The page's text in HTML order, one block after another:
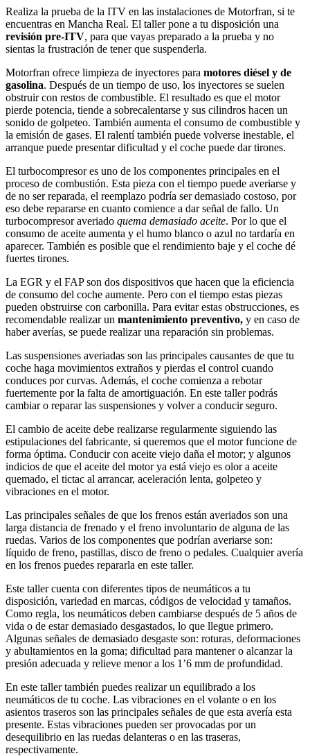
Realiza la prueba de la ITV en las instalaciones de Motorfran, si te
encuentras en Mancha Real. El taller pone a tu disposición una
revisión pre-ITV, para que vayas preparado a la prueba y no
sientas la frustración de tener que suspenderla.
Motorfran ofrece limpieza de inyectores para motores diésel y de
gasolina. Después de un tiempo de uso, los inyectores se suelen
obstruir con restos de combustible. El resultado es que el motor
pierde potencia, tiende a sobrecalentarse y sus cilindros hacen un
sonido de golpeteo. También aumenta el consumo de combustible y
la emisión de gases. El ralentí también puede volverse inestable, el
arranque puede presentar dificultad y el coche puede dar tirones.
El turbocompresor es uno de los componentes principales en el
proceso de combustión. Esta pieza con el tiempo puede averiarse y
de no ser reparada, el reemplazo podría ser demasiado costoso, por
eso debe repararse en cuanto comience a dar señal de fallo. Un
turbocompresor averiado quema demasiado aceite. Por lo que el
consumo de aceite aumenta y el humo blanco o azul no tardaría en
aparecer. También es posible que el rendimiento baje y el coche dé
fuertes tirones.
La EGR y el FAP son dos dispositivos que hacen que la eficiencia
de consumo del coche aumente. Pero con el tiempo estas piezas
pueden obstruirse con carbonilla. Para evitar estas obstrucciones, es
recomendable realizar un mantenimiento preventivo, y en caso de
haber averías, se puede realizar una reparación sin problemas.
Las suspensiones averiadas son las principales causantes de que tu
coche haga movimientos extraños y pierdas el control cuando
conduces por curvas. Además, el coche comienza a rebotar
fuertemente por la falta de amortiguación. En este taller podrás
cambiar o reparar las suspensiones y volver a conducir seguro.
El cambio de aceite debe realizarse regularmente siguiendo las
estipulaciones del fabricante, si queremos que el motor funcione de
forma óptima. Conducir con aceite viejo daña el motor; y algunos
indicios de que el aceite del motor ya está viejo es olor a aceite
quemado, el tictac al arrancar, aceleración lenta, golpeteo y
vibraciones en el motor.
Las principales señales de que los frenos están averiados son una
larga distancia de frenado y el freno involuntario de alguna de las
ruedas. Varios de los componentes que podrían averiarse son:
líquido de freno, pastillas, disco de freno o pedales. Cualquier avería
en los frenos puedes repararla en este taller.
Este taller cuenta con diferentes tipos de neumáticos a tu
disposición, variedad en marcas, códigos de velocidad y tamaños.
Como regla, los neumáticos deben cambiarse después de 5 años de
vida o de estar demasiado desgastados, lo que llegue primero.
Algunas señales de demasiado desgaste son: roturas, deformaciones
y abultamientos en la goma; dificultad para mantener o alcanzar la
presión adecuada y relieve menor a los 1’6 mm de profundidad.
En este taller también puedes realizar un equilibrado a los
neumáticos de tu coche. Las vibraciones en el volante o en los
asientos traseros son las principales señales de que esta avería esta
presente. Estas vibraciones pueden ser provocadas por un
desequilibrio en las ruedas delanteras o en las traseras,
respectivamente.